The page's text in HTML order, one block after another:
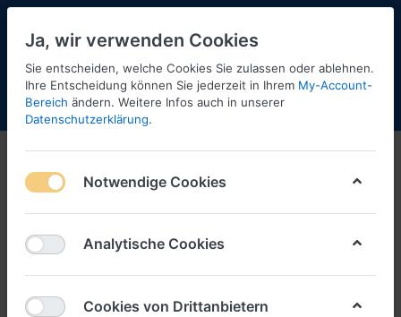
Menü Anmelden Shopaktualisierung
Ja, wir verwenden Cookies
Sie entscheiden, welche Cookies Sie zulassen oder ablehnen.
Ihre Entscheidung können Sie jederzeit in Ihrem My-Account-
Bereich ändern. Weitere Infos auch in unserer
Datenschutzerklärung.
Notwendige Cookies
Analytische Cookies
Cookies von Drittanbietern